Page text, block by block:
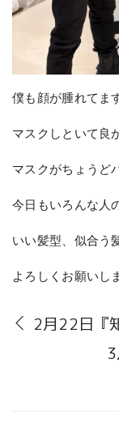
僕も顔が腫れてま
マスクしといて良
マスクがちょうど
今日もいろんな人
いい髪型、似合う
よろしくお願いし
2月22日『